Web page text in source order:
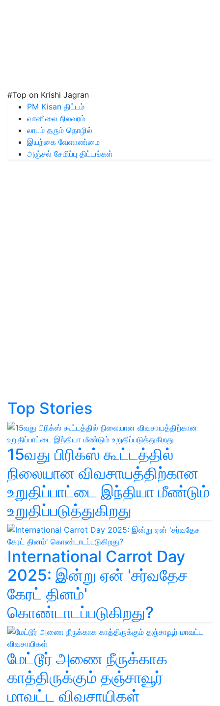
#Top on Krishi Jagran
PM Kisan திட்டம்
வானிலை நிலவரம்
லாபம் தரும் தொழில்
இயற்கை வேளாண்மை
அஞ்சல் சேமிப்பு திட்டங்கள்
Top Stories
15வது பிரிக்ஸ் கூட்டத்தில்
நிலையான விவசாயத்திற்கான
உறுதிப்பாட்டை இந்தியா மீண்டும்
உறுதிப்படுத்துகிறது
International Carrot Day
2025: இன்று ஏன் 'சர்வதேச
கேரட் தினம்'
கொண்டாடப்படுகிறது?
மேட்டூர் அணை நீருக்காக
காத்திருக்கும் தஞ்சாவூர்
மாவட்ட விவசாயிகள்